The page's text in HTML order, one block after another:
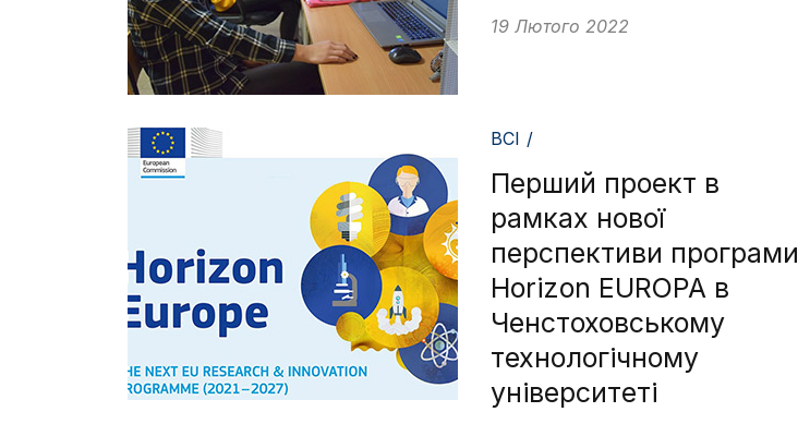
19 Лютого 2022
ВСІ /
Перший проект в
рамках нової
перспективи програми
Horizon EUROPA в
Ченстоховському
технологічному
університеті